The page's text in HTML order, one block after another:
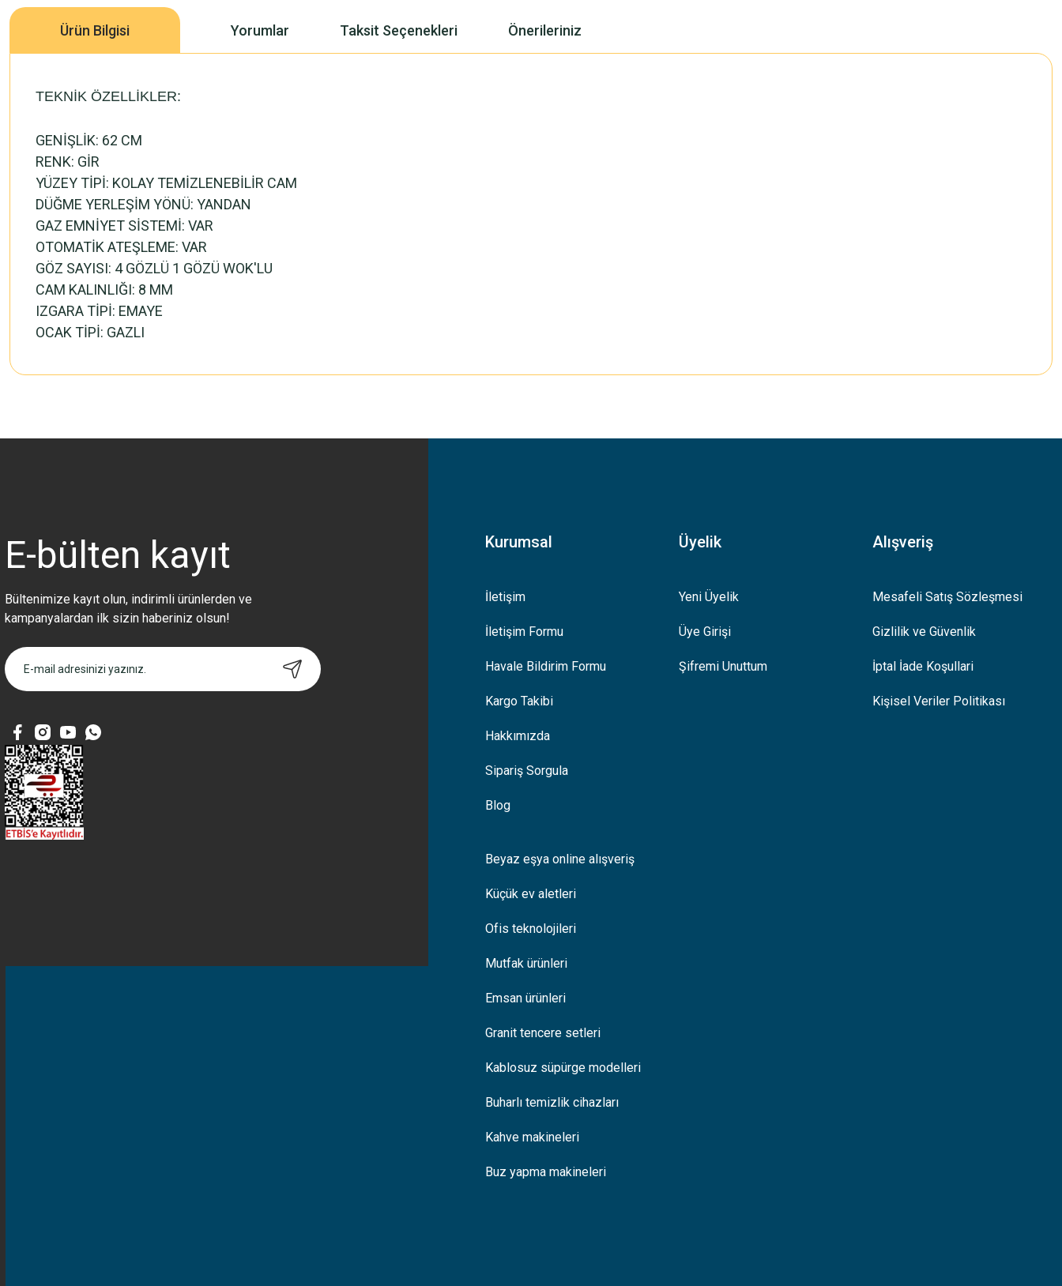
Ürün Bilgisi Yorumlar Taksit Seçenekleri Önerileriniz
TEKNİK ÖZELLİKLER:
GENİŞLİK: 62 CM
RENK: GİR
YÜZEY TİPİ: KOLAY TEMİZLENEBİLİR CAM
DÜĞME YERLEŞİM YÖNÜ: YANDAN
GAZ EMNİYET SİSTEMİ: VAR
OTOMATİK ATEŞLEME: VAR
GÖZ SAYISI: 4 GÖZLÜ 1 GÖZÜ WOK'LU
CAM KALINLIĞI: 8 MM
IZGARA TİPİ: EMAYE
OCAK TİPİ: GAZLI
Bu ürüne ilk yorumu siz yapın!
Bu ürüne benzer farklı alternatifler olmalı.
Gönder
E-bülten kayıt
Bültenimize kayıt olun, indirimli ürünlerden ve
kampanyalardan ilk sizin haberiniz olsun!
Kurumsal
İletişim
İletişim Formu
Havale Bildirim Formu
Kargo Takibi
Hakkımızda
Sipariş Sorgula
Blog
Üyelik
Yeni Üyelik
Üye Girişi
Şifremi Unuttum
Alışveriş
Mesafeli Satış Sözleşmesi
Gizlilik ve Güvenlik
İptal İade Koşullari
Kişisel Veriler Politikası
Beyaz eşya online alışveriş
Küçük ev aletleri
Ofis teknolojileri
Mutfak ürünleri
Emsan ürünleri
Granit tencere setleri
Kablosuz süpürge modelleri
Buharlı temizlik cihazları
Kahve makineleri
Buz yapma makineleri